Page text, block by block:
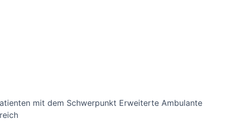
mit dem Schwerpunkt Erweiterte Ambulante